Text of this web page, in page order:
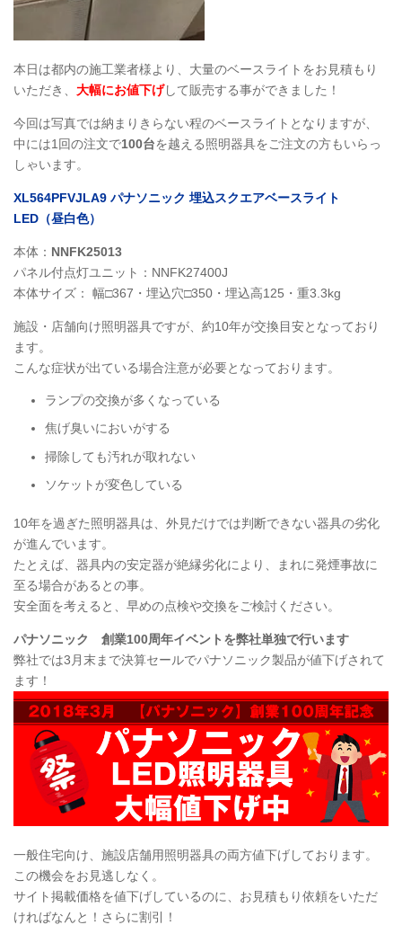
本日は都内の施工業者様より、大量のベースライトをお見積もり
いただき、 大幅にお値下げして販売する事ができました！
今回は写真では納まりきらない程のベースライトとなりますが、
中には1回の注文で100台を越える照明器具をご注文の方もいらっ
しゃいます。
XL564PFVJLA9 パナソニック 埋込スクエアベースライト
LED（昼白色）
本体： NNFK25013
パネル付点灯ユニット：NNFK27400J
本体サイズ： 幅□367・埋込穴□350・埋込高125・重3.3kg
施設・店舗向け照明器具ですが、約10年が交換目安となっており
ます。
こんな症状が出ている場合注意が必要となっております。
ランプの交換が多くなっている
焦げ臭いにおいがする
掃除しても汚れが取れない
ソケットが変色している
10年を過ぎた照明器具は、外見だけでは判断できない器具の劣化
が進んでいます。
たとえば、器具内の安定器が絶縁劣化により、まれに発煙事故に
至る場合があるとの事。
安全面を考えると、早めの点検や交換をご検討ください。
パナソニック 創業100周年イベントを弊社単独で行います
弊社では3月末まで決算セールでパナソニック製品が値下げされて
ます！
一般住宅向け、施設店舗用照明器具の両方値下げしております。
この機会をお見逃しなく。
サイト掲載価格を値下げしているのに、お見積もり依頼をいただ
ければなんと！さらに割引！